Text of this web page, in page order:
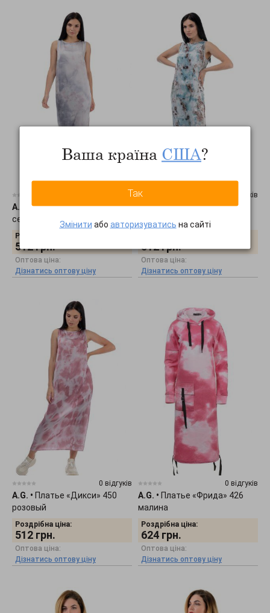
0 відгуків
A.G. •Платье «Дикси» 450
серый-розовый
Роздрібна ціна:
512грн.
Оптова ціна:
Дізнатись оптову ціну
0 відгуків
A.G.•Платье «Дикси» 450
512грн.
Оптова ціна:
Дізнатись оптову ціну
0 відгуків
A.G. • Платье «Дикси» 450
розовый
Роздрібна ціна:
512 грн.
Оптова ціна:
Дізнатись оптову ціну
0 відгуків
A.G. • Платье «Фрида» 426
малина
Роздрібна ціна:
624 грн.
Оптова ціна:
Дізнатись оптову ціну
Ваша країна США?
Так
Змінити або авторизуватись на сайті